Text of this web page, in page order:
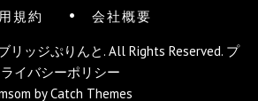
規約 会社概要
リッジぷりんと. All Rights Reserved. プ
ライバシーポリシー
byCatch Themes